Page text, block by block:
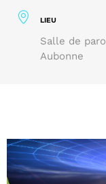
LIEU
Salle de
Aubonne